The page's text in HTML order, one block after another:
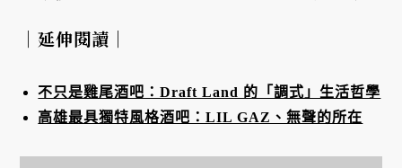
｜延伸閱讀｜
不只是雞尾酒吧：Draft Land 的「調式」生活哲學
高雄最具獨特風格酒吧：LIL GAZ、無聲的所在